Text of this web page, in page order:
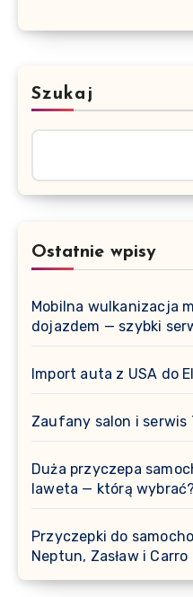
Szukaj
Ostatnie wpisy
Mobilna wulkanizacja
dojazdem — szybki
Import auta z USA do
Zaufany salon i
Duża przyczepa
laweta — którą wybrać?
Przyczepki do
Neptun, Zasław i Carro